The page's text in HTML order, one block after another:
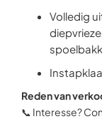
Volledig
Reden van
📞 Interesse?